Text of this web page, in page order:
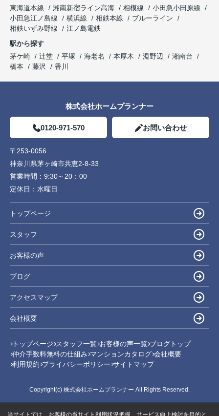
東海道本線
湘南新宿ライン高海 相模線
小田急小田原線
小田急江ノ島線
横浜線 相鉄本線
ブルーライン
相鉄いずみ野線
江ノ島電鉄
駅から探す
茅ケ崎
辻堂 平塚 海老名 本厚木 淵野辺
湘南台
橋本
藤沢 香川
株式会社ホームプランナー
0120-971-570 お問い合わせ
〒253-0056
神奈川県茅ヶ崎市共恵2-8-33
営業時間： 9:30～20：00
定休日： 水曜日
トップページ
スタッフ
お客様の声
ブログ
アクセスマップ
会社概要
トップページ スタッフ一覧 お客様の声一覧 ブログトップ
仲介手数料無料の仕組み マンションカタログ 会社概要
利用規約 プライバシーポリシー サイトマップ
Copyright(c) 株式会社ホームプランナー All Rights Reserved.
当サイトでは、お客様の当サイト利用状況把握、サービス向上検討を目的と